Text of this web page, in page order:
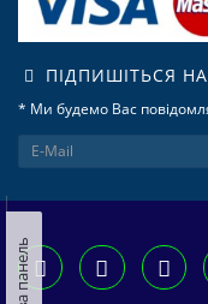
ПІДПИШІТЬСЯ
* Ми будемо Вас
Ліва панель